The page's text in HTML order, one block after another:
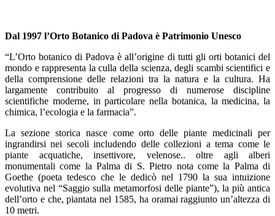
Dal 1997 l’Orto Botanico di Padova è Patrimonio Unesco
“L’Orto botanico di Padova è all’origine di tutti gli orti botanici del
mondo e rappresenta la culla della scienza, degli scambi scientifici e
della comprensione delle relazioni tra la natura e la cultura. Ha
largamente contribuito al progresso di numerose discipline
scientifiche moderne, in particolare nella botanica, la medicina, la
chimica, l’ecologia e la farmacia”.
La sezione storica nasce come orto delle piante medicinali per
ingrandirsi nei secoli includendo delle collezioni a tema come le
piante acquatiche, insettivore, velenose.. oltre agli alberi
monumentali come la Palma di S. Pietro nota come la Palma di
Goethe (poeta tedesco che le dedicò nel 1790 la sua intuizione
evolutiva nel “Saggio sulla metamorfosi delle piante”), la più antica
dell’orto e che, piantata nel 1585, ha oramai raggiunto un’altezza di
10 metri.